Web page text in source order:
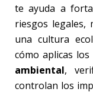
te ayuda a
riesgos legales,
una cultura
cómo aplicas
ambiental,
controlan los